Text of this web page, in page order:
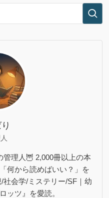
理人🦉 2,000冊以上の本
何から読めばいい？」を
会学/ミステリー/SF｜幼
ッツ』を愛読。